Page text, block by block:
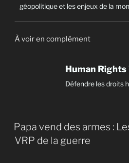
géopolitique et les enjeux de la
À voir en complément
Human Rights
Défendre les droits
Papa vend des armes :
VRP de la guerre